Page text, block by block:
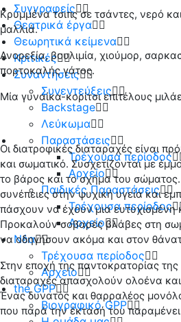
Συγγραφείς
Θεατρικά έργα
Θεωρητικά κείμενα
Κριτικές
Συναντήσεις
Συνεντεύξεις
Backstage
Λεύκωμα
Παραστάσεις
Τρέχουσα περίοδος
Αρχείο
Παιδικές Παραστάσεις
Τρέχουσα περίοδος
Αρχείο
Νέα
Τρέχουσα περίοδος
Αρχείο
the GPP
Βιογραφικό GPP
Κρυμμένα τσιπς σε τσάντες, νερό
μαλλιά.
Ανορεξία, βουλιμία, χιούμορ,
πορτοκαλής γάτος.
Μία γυναίκα-κορίτσι επιτέλους
Οι διατροφικές διαταραχές είναι
και σωματικό. Συσχετίζονται με
το βάρος και το σχήμα του
συνέπειες στην ψυχική υγεία και
πάσχουν να έχουν μια ευτυχισμένη
Προκαλούν σοβαρές βλάβες στη
να οδηγήσουν ακόμα και στον
Στην εποχή της παντοκρατορίας της
διαταραχές απασχολούν ολοένα
Ένας δυνατός και θαρραλέος
που παρά την έκτασή του